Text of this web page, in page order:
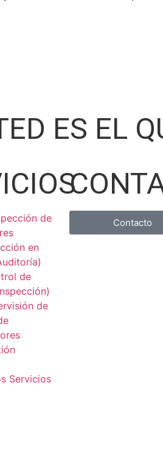
ES EL
de
en
de
de
Servicios
Contacto